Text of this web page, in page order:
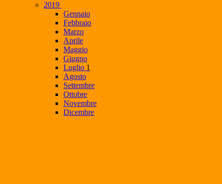
2019
Gennaio
Febbraio
Marzo
Aprile
Maggio
Giugno
Luglio 1
Agosto
Settembre
Ottobre
Novembre
Dicembre